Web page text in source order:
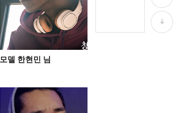
모델 한현민 님